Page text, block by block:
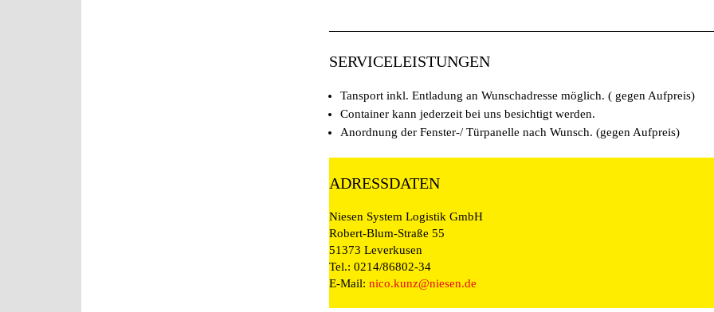
SERVICELEISTUNGEN
Tansport inkl. Entladung an Wunschadresse möglich. ( gegen Aufpreis)
Container kann jederzeit bei uns besichtigt werden.
Anordnung der Fenster-/ Türpanelle nach Wunsch. (gegen Aufpreis)
ADRESSDATEN
Niesen System Logistik GmbH
Robert-Blum-Straße 55
51373 Leverkusen
Tel.: 0214/86802-34
E-Mail: nico.kunz@niesen.de